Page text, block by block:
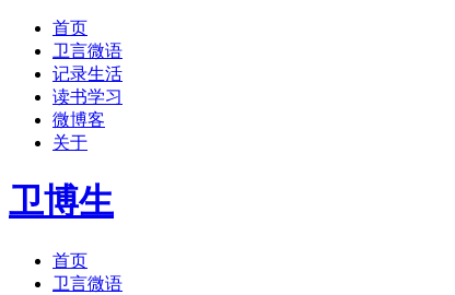
首页
卫言微语
记录生活
读书学习
微博客
关于
卫博生
首页
卫言微语